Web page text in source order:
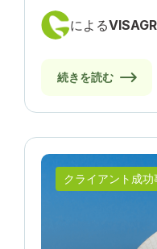
による
続きを読む
クライアント成